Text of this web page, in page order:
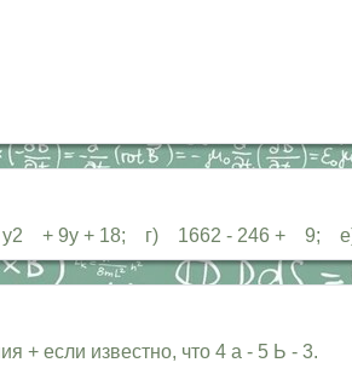
у2 + 9у + 18; г) 1662 - 246 + 9;
+ если известно, что 4 а - 5 Ь - 3.